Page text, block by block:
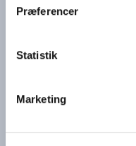
Præferencer
Statistik
Marketing
Aug
Jun
Bella Fri